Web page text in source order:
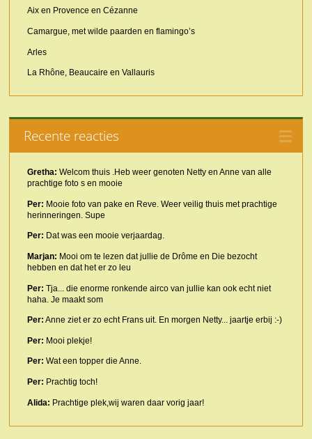
Aix en Provence en Cézanne
Camargue, met wilde paarden en flamingo’s
Arles
La Rhône, Beaucaire en Vallauris
Recente reacties
Gretha: Welcom thuis .Heb weer genoten Netty en Anne van alle
prachtige foto s en mooie
Per: Mooie foto van pake en Reve. Weer veilig thuis met prachtige
herinneringen. Supe
Per: Dat was een mooie verjaardag.
Marjan: Mooi om te lezen dat jullie de Drôme en Die bezocht
hebben en dat het er zo leu
Per: Tja... die enorme ronkende airco van jullie kan ook echt niet
haha. Je maakt som
Per: Anne ziet er zo echt Frans uit. En morgen Netty... jaartje erbij :-)
Per: Mooi plekje!
Per: Wat een topper die Anne.
Per: Prachtig toch!
Alida: Prachtige plek,wij waren daar vorig jaar!